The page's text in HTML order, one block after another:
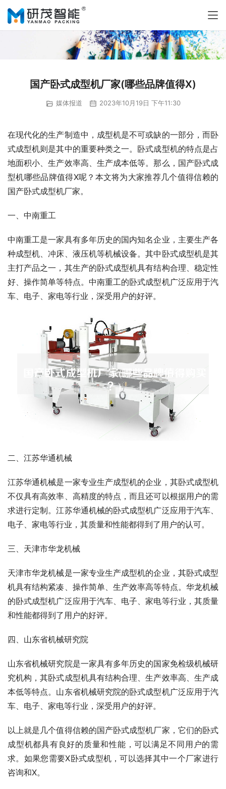
国产卧式成型机厂家(哪些品牌值得X)
媒体报道 2023年10月19日 下午11:30
在现代化的生产制造中，成型机是不可或缺的一部分，而卧
式成型机则是其中的重要种类之一。卧式成型机的特点是占
地面积小、生产效率高、生产成本低等。那么，国产卧式成
型机哪些品牌值得X呢？本文将为大家推荐几个值得信赖的
国产卧式成型机厂家。
一、中南重工
中南重工是一家具有多年历史的国内知名企业，主要生产各
种成型机、冲床、液压机等机械设备。其中卧式成型机是其
主打产品之一，其生产的卧式成型机具有结构合理、稳定性
好、操作简单等特点。中南重工的卧式成型机广泛应用于汽
车、电子、家电等行业，深受用户的好评。
二、江苏华通机械
江苏华通机械是一家专业生产成型机的企业，其卧式成型机
不仅具有高效率、高精度的特点，而且还可以根据用户的需
求进行定制。江苏华通机械的卧式成型机广泛应用于汽车、
电子、家电等行业，其质量和性能都得到了用户的认可。
三、天津市华龙机械
天津市华龙机械是一家专业生产成型机的企业，其卧式成型
机具有结构紧凑、操作简单、生产效率高等特点。华龙机械
的卧式成型机广泛应用于汽车、电子、家电等行业，其质量
和性能都得到了用户的好评。
四、山东省机械研究院
山东省机械研究院是一家具有多年历史的国家免检级机械研
究机构，其卧式成型机具有结构合理、生产效率高、生产成
本低等特点。山东省机械研究院的卧式成型机广泛应用于汽
车、电子、家电等行业，深受用户的好评。
以上就是几个值得信赖的国产卧式成型机厂家，它们的卧式
成型机都具有良好的质量和性能，可以满足不同用户的需
求。如果您需要X卧式成型机，可以选择其中一个厂家进行
咨询和X。